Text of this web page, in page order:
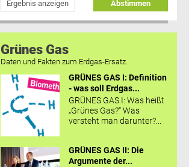
Ergebnis anzeigen Abstimmen
Grünes Gas
Daten und Fakten zum Erdgas-Ersatz.
GRÜNES GAS I: Definition
- was soll Erdgas...
GRÜNES GAS I: Was heißt
„Grünes Gas?“ Was
versteht man darunter?...
GRÜNES GAS II: Die
Argumente der...